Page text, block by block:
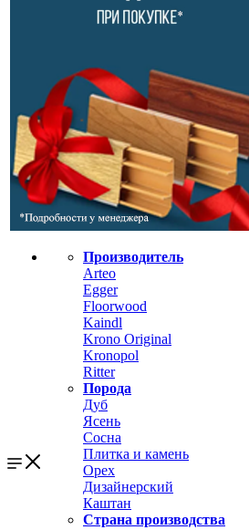
Производитель
Arteo
Egger
Floorwood
Kaindl
Krono Original
Kronopol
Ritter
Порода
Дуб
Ясень
Сосна
Плитка и камень
Орех
Дизайнерский
Каштан
Страна производства